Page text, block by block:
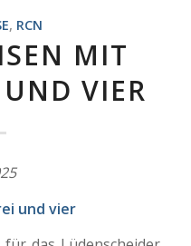
, RCN
MIT
VIER
und vier